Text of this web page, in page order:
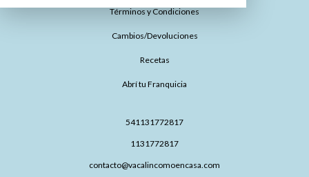
Términos y Condiciones
Cambios/Devoluciones
Recetas
Abrí tu Franquicia
541131772817
1131772817
contacto@vacalincomoencasa.com